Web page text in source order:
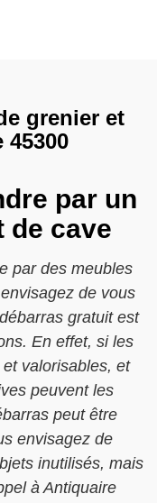
grenier et
45300
par un
de cave
par des meubles
de vous
gratuit est
En effet, si les
valorisables, et
peuvent les
peut être
envisagez de
inutilisés, mais
à Antiquaire